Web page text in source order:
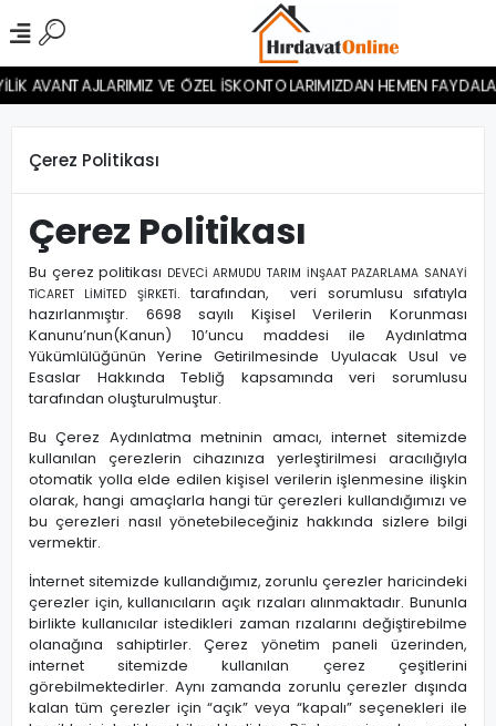
VE ÖZEL İSKONTOLARIMIZDAN HEMEN
Çerez Politikası
Çerez Politikası
Bu çerez politikası DEVECİ ARMUDU TARIM İNŞAAT PAZARLAMA SANAYİ
TİCARET LİMİTED ŞİRKETİ. tarafından, veri sorumlusu sıfatıyla
hazırlanmıştır. 6698 sayılı Kişisel Verilerin Korunması
Kanunu’nun(Kanun) 10’uncu maddesi ile Aydınlatma
Yükümlülüğünün Yerine Getirilmesinde Uyulacak Usul ve
Esaslar Hakkında Tebliğ kapsamında veri sorumlusu
tarafından oluşturulmuştur.
Bu Çerez Aydınlatma metninin amacı, internet sitemizde
kullanılan çerezlerin cihazınıza yerleştirilmesi aracılığıyla
otomatik yolla elde edilen kişisel verilerin işlenmesine ilişkin
olarak, hangi amaçlarla hangi tür çerezleri kullandığımızı ve
bu çerezleri nasıl yönetebileceğiniz hakkında sizlere bilgi
vermektir.
İnternet sitemizde kullandığımız, zorunlu çerezler haricindeki
çerezler için, kullanıcıların açık rızaları alınmaktadır. Bununla
birlikte kullanıcılar istedikleri zaman rızalarını değiştirebilme
olanağına sahiptirler. Çerez yönetim paneli üzerinden,
internet sitemizde kullanılan çerez çeşitlerini
görebilmektedirler. Aynı zamanda zorunlu çerezler dışında
kalan tüm çerezler için “açık” veya “kapalı” seçenekleri ile